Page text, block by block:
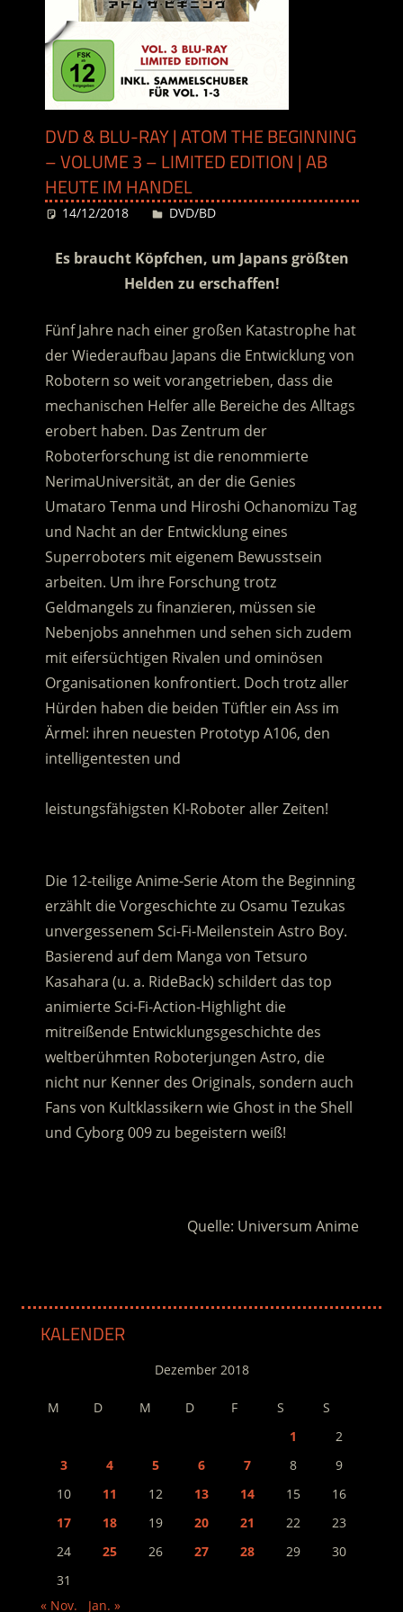
DVD & BLU-RAY | ATOM THE BEGINNING
– VOLUME 3 – LIMITED EDITION | AB
HEUTE IM HANDEL
14/12/2018 Desiree
DVD/BD
Es braucht Köpfchen, um Japans größten
Helden zu erschaffen!
Fünf Jahre nach einer großen Katastrophe hat
der Wiederaufbau Japans die Entwicklung von
Robotern so weit vorangetrieben, dass die
mechanischen Helfer alle Bereiche des Alltags
erobert haben. Das Zentrum der
Roboterforschung ist die renommierte
NerimaUniversität, an der die Genies
Umataro Tenma und Hiroshi Ochanomizu Tag
und Nachtan der Entwicklung eines
Superroboters mit eigenem Bewusstsein
arbeiten. Um ihre Forschung trotz
Geldmangels zu finanzieren, müssen sie
Nebenjobs annehmen und sehen sich zudem
mit eifersüchtigen Rivalen und ominösen
Organisationen konfrontiert. Doch trotz aller
Hürden haben die beiden Tüftler ein Ass im
Ärmel: ihren neuesten Prototyp A106, den
intelligentesten und
leistungsfähigsten KI-Roboter aller Zeiten!
Die 12-teilige Anime-Serie Atom the Beginning
erzählt die Vorgeschichte zu Osamu Tezukas
unvergessenem Sci-Fi-Meilenstein Astro Boy.
Basierend auf dem Manga von Tetsuro
Kasahara (u. a. RideBack) schildert das top
animierte Sci-Fi-Action-Highlight die
mitreißende Entwicklungsgeschichte des
weltberühmten Roboterjungen Astro, die
nicht nur Kenner des Originals, sondern auch
Fans von Kultklassikern wie Ghost in the Shell
und Cyborg 009 zu begeistern weiß!
Quelle: Universum Anime
KALENDER
Dezember 2018
M D M D F S
S
1
2
3
4 5 6 7 8
9
10
11 12 13 14 15
16
17
18 19 20 21 22
23
24
25 26 27 28 29
30
31
« Nov.
Jan. »